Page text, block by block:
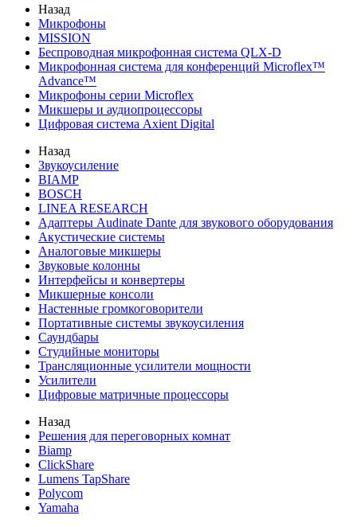
Назад
Микрофоны
MISSION
Беспроводная микрофонная система QLX-D
Микрофонная система для конференций Microflex™
Advance™
Микрофоны серии Microflex
Микшеры и аудиопроцессоры
Цифровая система Axient Digital
Назад
Звукоусиление
BIAMP
BOSCH
LINEA RESEARCH
Адаптеры Audinate Dante для звукового оборудования
Акустические системы
Аналоговые микшеры
Звуковые колонны
Интерфейсы и конвертеры
Микшерные консоли
Настенные громкоговорители
Портативные системы звукоусиления
Саундбары
Студийные мониторы
Трансляционные усилители мощности
Усилители
Цифровые матричные процессоры
Назад
Решения для переговорных комнат
Biamp
ClickShare
Lumens TapShare
Polycom
Yamaha